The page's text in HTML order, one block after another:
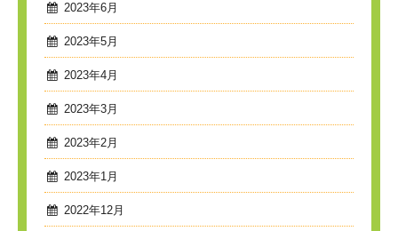
2023年6月
2023年5月
2023年4月
2023年3月
2023年2月
2023年1月
2022年12月